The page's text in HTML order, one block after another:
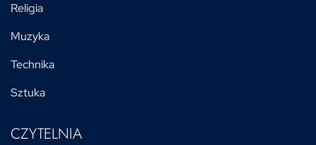
Religia
Muzyka
Technika
Sztuka
CZYTELNIA